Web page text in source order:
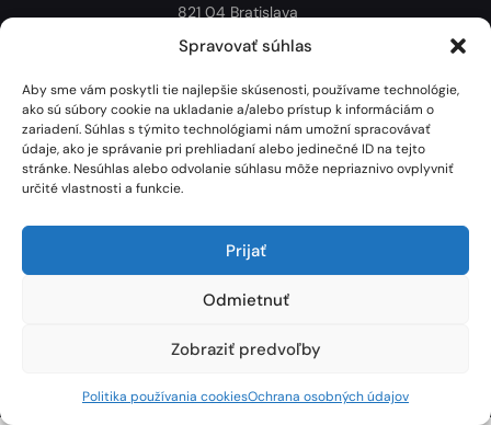
Spravovať súhlas
Aby sme vám poskytli tie najlepšie skúsenosti, používame technológie,
ako sú súbory cookie na ukladanie a/alebo prístup k informáciám o
zariadení. Súhlas s týmito technológiami nám umožní spracovávať
údaje, ako je správanie pri prehliadaní alebo jedinečné ID na tejto
stránke. Nesúhlas alebo odvolanie súhlasu môže nepriaznivo ovplyvniť
určité vlastnosti a funkcie.
Prijať
Odmietnuť
Zobraziť predvoľby
Politika používania cookiesOchrana osobných údajov
821 04 Bratislava
Slovenská republika
Politika používania cookies
Mapa
Lignotesting, a. s. © 2024 | Všetky práva vyhradené. | Vytvoril: Marek Heinfarth.